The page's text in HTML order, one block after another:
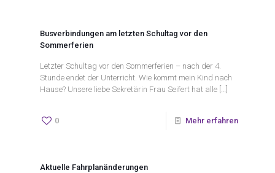
Busverbindungen am letzten Schultag vor den
Sommerferien
Letzter Schultag vor den Sommerferien – nach der 4.
Stunde endet der Unterricht. Wie kommt mein Kind nach
Hause? Unsere liebe Sekretärin Frau Seifert hat alle […]
0 Mehr erfahren
Aktuelle Fahrplanänderungen